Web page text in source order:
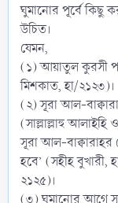
ঘুমানোর পূর্বে কিছু
উচিত।
যেমন,
(১) আয়াতুল কুরসী
মিশকাত, হা/২১২৩)।
(২) সূরা আল-
(সাল্লাল্লাহু আলাইহি
সূরা আল-
হবে’ (সহীহ
২১২৫)।